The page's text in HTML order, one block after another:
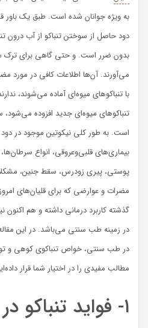
به ویژه جوانان شده است. طبق یک
دود حاصل از سوختن تنباکو از آب درون
بدون ضرر است. و حتی گاهی برای ترک
می‌آورند. آن‌ها اطلاعات کافی در مورد
با تنباکوهای میوه‌ای آماده می‌شوند،
تنباکو‌های میوه‌ای جدید افزوده
است. به طور کلی نیکوتین موجود در دود
بیماری‌های قلبی‌وعروقی، انواع
پوستی، پیری زودرس، سقط جنین،
مضرات و عوارضی که برای قلیان‌های
گذشته کاربرد درمانی داشته و هم اکنون
در زمینه طب سنتی می‌باشد. در این
در طب سنتی، خواص تنباکوی کوهی و
مطالب مفیدی را در اختیار شما قرار
۱- فواید تنباکو در طب سنتی